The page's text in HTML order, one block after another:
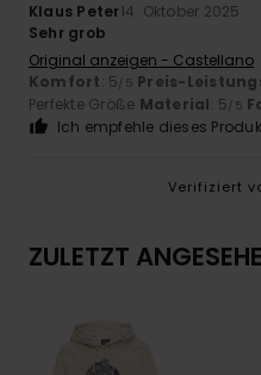
Klaus Peter14. Oktober 2025
Sehr grob
Original anzeigen - Castellano
Komfort: 5/5 Preis-
Perfekte Größe Material: 5/5
Ich empfehle dieses
Verifiziert
ZULETZT